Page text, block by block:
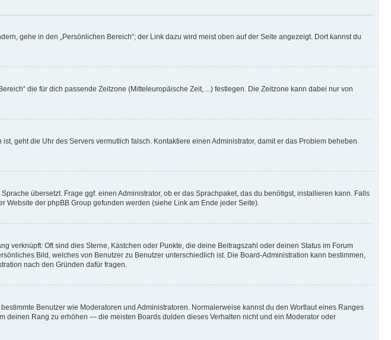
gehe in den „Persönlichen Bereich“; der Link dazu wird meist oben auf der Seite angezeigt. Dort kannst du
die für dich passende Zeitzone (Mitteleuropäische Zeit, ...) festlegen. Die Zeitzone kann dabei nur von
geht die Uhr des Servers vermutlich falsch. Kontaktiere einen Administrator, damit er das Problem beheben
übersetzt. Frage ggf. einen Administrator, ob er das Sprachpaket, das du benötigst, installieren kann. Falls
Website der phpBB Group gefunden werden (siehe Link am Ende jeder Seite).
verknüpft: Oft sind dies Sterne, Kästchen oder Punkte, die deine Beitragszahl oder deinen Status im Forum
Bild, welches von Benutzer zu Benutzer unterschiedlich ist. Die Board-Administration kann bestimmen,
nach den Gründen dafür fragen.
Benutzer wie Moderatoren und Administratoren. Normalerweise kannst du den Wortlaut eines Ranges
deinen Rang zu erhöhen — die meisten Boards dulden dieses Verhalten nicht und ein Moderator oder